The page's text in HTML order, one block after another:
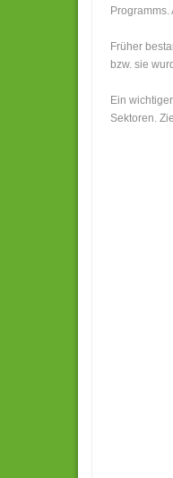
Früher
bzw. sie
Ein
Sektoren.